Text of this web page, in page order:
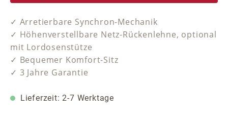
✓ Arretierbare Synchron-Mechanik
✓ Höhenverstellbare Netz-Rückenlehne, optional
mit Lordosenstütze
✓ Bequemer Komfort-Sitz
✓ 3 Jahre Garantie
Lieferzeit: 2-7 Werktage